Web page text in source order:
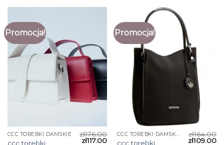
Promocja!
CCC TOREBKI DAMSKIE
ccc torebki
zł176.00
zł117.00
Promocja!
CCC TOREBKI DAMSKIE
ccc torebki
zł164.00
zł109.00